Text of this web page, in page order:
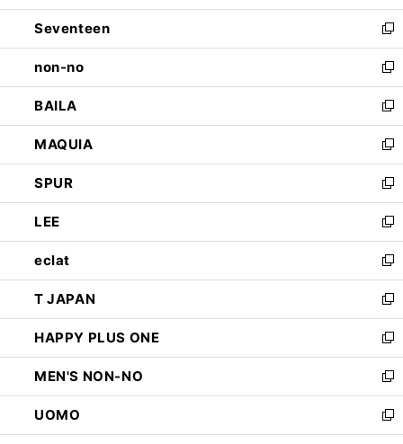
開
く
ウ
で
開
く
ン
ド
ウ
で
開
く
Seventeen
新
し
い
ウ
ィ
ン
ド
ウ
で
開
く
non-no
新
し
い
ウ
ィ
ン
ド
ウ
で
開
く
BAILA
新
し
い
ウ
ィ
ン
ド
ウ
で
開
く
MAQUIA
新
し
い
ウ
ィ
ン
ド
ウ
で
開
く
SPUR
新
し
い
ウ
ィ
ン
ド
ウ
で
開
く
LEE
新
し
い
ウ
ィ
ン
ド
ウ
で
開
く
eclat
新
し
い
ウ
ィ
ン
ド
ウ
で
開
T JAPAN
新
し
い
ウ
ィ
ン
ド
ウ
HAPPY PLUS ONE
新
し
い
ウ
ィ
ン
MEN'S NON-NO
新
し
い
ウ
UOMO
新
し